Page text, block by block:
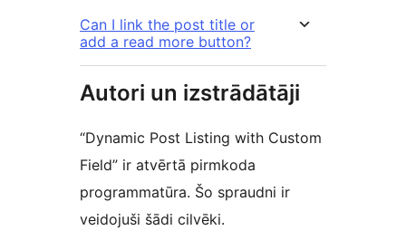
Can I link the post title or
add a read more button?
Autori un izstrādātāji
“Dynamic Post Listing with Custom
Field” ir atvērtā pirmkoda
programmatūra. Šo spraudni ir
veidojuši šādi cilvēki.